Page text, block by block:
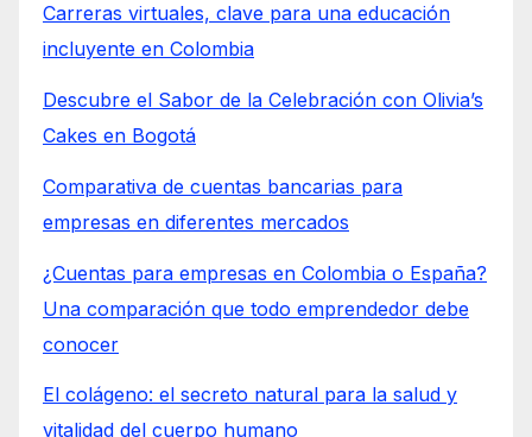
Carreras virtuales, clave para una educación
incluyente en Colombia
Descubre el Sabor de la Celebración con Olivia’s
Cakes en Bogotá
Comparativa de cuentas bancarias para
empresas en diferentes mercados
¿Cuentas para empresas en Colombia o España?
Una comparación que todo emprendedor debe
conocer
El colágeno: el secreto natural para la salud y
vitalidad del cuerpo humano